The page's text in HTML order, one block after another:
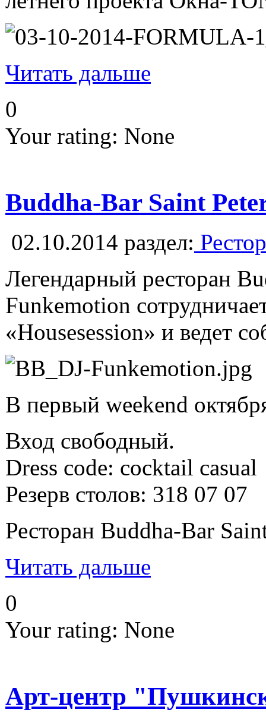
Читать дальше
0
Your rating: None
Buddha-Bar Saint
02.10.2014 раздел:
Легендарный ресторан
Funkemotion
«Housesession» и ведет
В первый weekend
Вход свободный.
Dress code: cocktail casual
Резерв столов: 318 07 07
Ресторан Buddha-Bar
Читать дальше
0
Your rating: None
Арт-центр